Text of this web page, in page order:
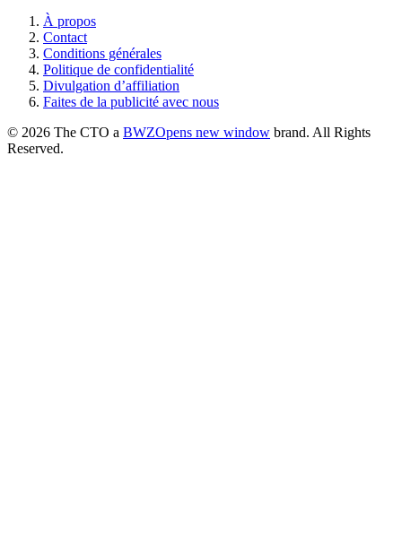
À propos
Contact
Conditions générales
Politique de confidentialité
Divulgation d’affiliation
Faites de la publicité avec nous
© 2026 The CTO a BWZOpens new window brand. All Rights
Reserved.